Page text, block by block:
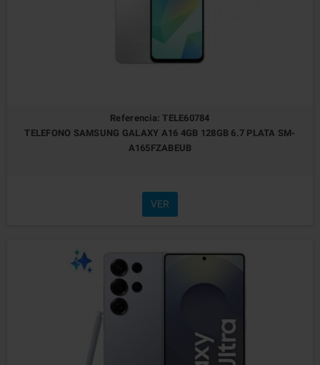
Referencia: TELE60784
TELEFONO SAMSUNG GALAXY A16 4GB 128GB 6.7 PLATA SM-
A165FZABEUB
VER